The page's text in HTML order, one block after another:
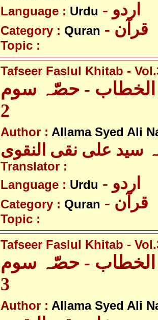
Language : Urdu - اردو
Category : Quran - قرآن
Topic :
Tafseer Faslul Khitab -
- حصّہ سوم
2
Author : Allama Syed Ali
سید علی نقی النقوی
Translator :
Language : Urdu - اردو
Category : Quran - قرآن
Topic :
Tafseer Faslul Khitab -
- حصّہ سوم
3
Author : Allama Syed Ali